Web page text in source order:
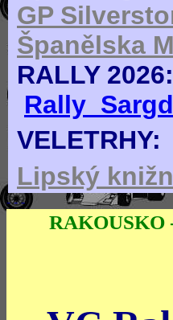
GP
Španělska
RALLY 2026:
VELETRHY:
Lipský
- - -
RAKOUSKO